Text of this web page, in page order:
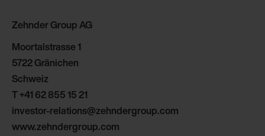
Zehnder Group AG
Moortalstrasse 1
5722 Gränichen
Schweiz
T+41 62 855 15 21
investor-relations@zehndergroup.com
www.zehndergroup.com